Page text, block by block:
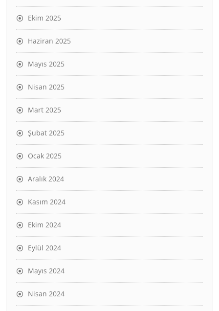
Ekim 2025
Haziran 2025
Mayıs 2025
Nisan 2025
Mart 2025
Şubat 2025
Ocak 2025
Aralık 2024
Kasım 2024
Ekim 2024
Eylül 2024
Mayıs 2024
Nisan 2024